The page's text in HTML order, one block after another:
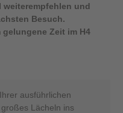
weiterempfehlen und
Besuch.
Zeit im H4
ausführlichen
Lächeln ins